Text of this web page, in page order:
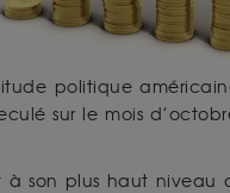
politique
sur le mois
son plus haut niveau